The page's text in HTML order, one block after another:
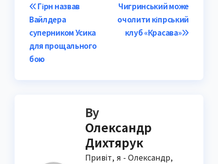
Post
navigation
Чигринський може
очолити кіпрський
клуб «Красава»
Гірн назвав
Вайлдера
суперником Усика
для прощального
бою
By
Олександр
Дихтярук
Привіт, я - Олександр,